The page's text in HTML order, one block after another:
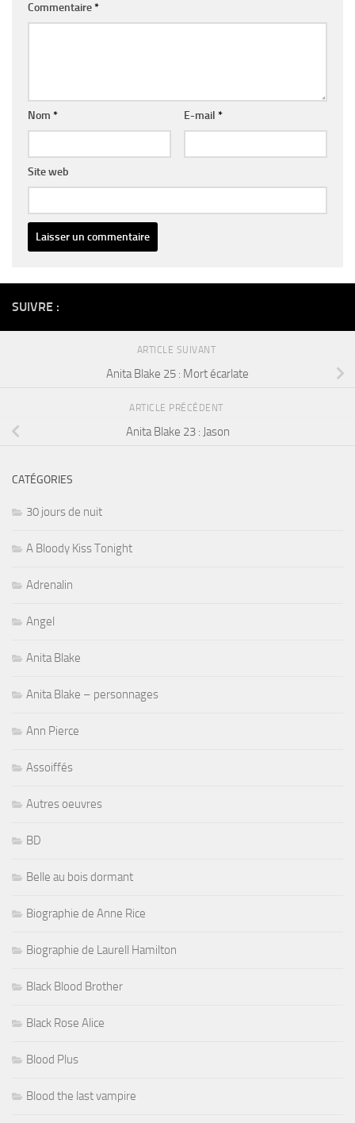
Commentaire*
Nom * E-mail *
Site web
SUIVRE :
ARTICLE SUIVANT
Anita Blake 25 : Mort écarlate
ARTICLE PRÉCÉDENT
Anita Blake 23 : Jason
CATÉGORIES
30 jours de nuit
A Bloody Kiss Tonight
Adrenalin
Angel
Anita Blake
Anita Blake – personnages
Ann Pierce
Assoiffés
Autres oeuvres
BD
Belle au bois dormant
Biographie de Anne Rice
Biographie de Laurell Hamilton
Black Blood Brother
Black Rose Alice
Blood Plus
Blood the last vampire